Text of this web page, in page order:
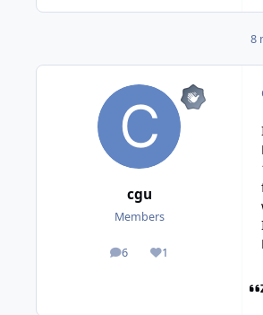
8
cgu
Members
6
posts 1
Reputation